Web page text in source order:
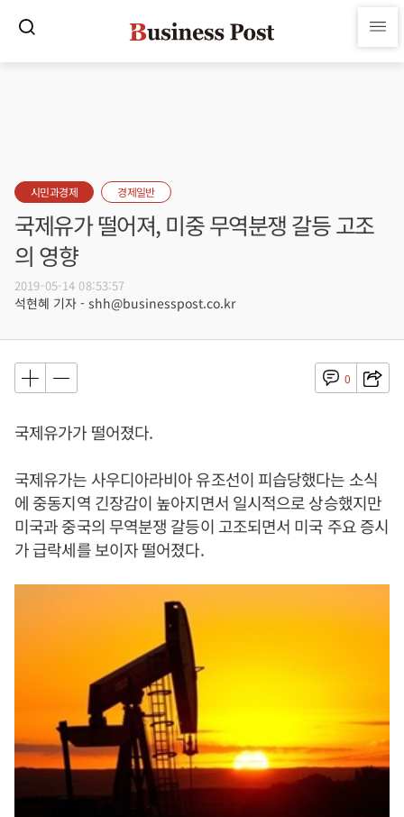
시민과경제 경제일반
국제유가 떨어져, 미중 무역분쟁 갈등 고조
의 영향
2019-05-14 08:53:57
석현혜 기자 - shh@businesspost.co.kr
0
국제유가가 떨어졌다.
국제유가는 사우디아라비아 유조선이 피습당했다는 소식
에 중동지역 긴장감이 높아지면서 일시적으로 상승했지만
미국과 중국의 무역분쟁 갈등이 고조되면서 미국 주요 증시
가 급락세를 보이자 떨어졌다.